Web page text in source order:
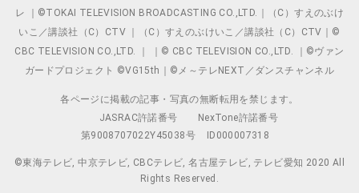
レ ｜©TOKAI TELEVISION BROADCASTING CO.,LTD.｜（C）すえのぶけ
いこ／講談社（C）CTV ｜（C）すえのぶけいこ／講談社（C）CTV｜©
CBC TELEVISION CO.,LTD. ｜ ｜© CBC TELEVISION CO.,LTD. ｜©ヴァン
ガードプロジェクト ©VG15th｜©メ～テレNEXT／ダンスチャンネル
各ページに掲載の記事・写真の無断転用を禁じます。
JASRAC許諾番号
NexTone許諾番号
第9008707022Y45038号
ID000007318
©東海テレビ, 中京テレビ, CBCテレビ, 名古屋テレビ, テレビ愛知 2020 All
Rights Reserved.